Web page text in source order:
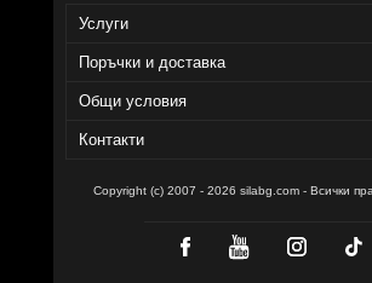
Услуги
Поръчки и доставка
Общи условия
Контакти
Copyright (c) 2007 - 2026 silabg.com - Всички